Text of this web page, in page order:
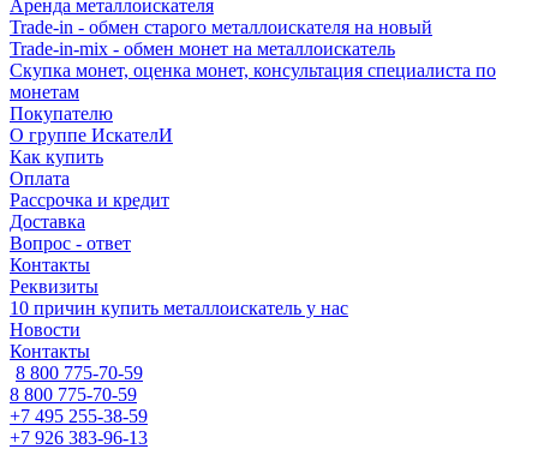
Аренда металлоискателя
Trade-in - обмен старого металлоискателя на новый
Trade-in-mix - обмен монет на металлоискатель
Скупка монет, оценка монет, консультация специалиста по
монетам
Покупателю
О группе ИскателИ
Как купить
Оплата
Рассрочка и кредит
Доставка
Вопрос - ответ
Контакты
Реквизиты
10 причин купить металлоискатель у нас
Новости
Контакты
8 800 775-70-59
8 800 775-70-59
+7 495 255-38-59
+7 926 383-96-13